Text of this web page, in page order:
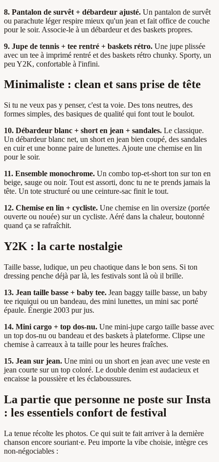
8. Pantalon de survêt + débardeur ajusté. Un pantalon de survêt
ou parachute léger respire mieux qu'un jean et fait office de couche
pour le soir. Associe-le à un débardeur et des baskets propres.
9. Jupe de tennis + tee rentré + baskets rétro. Une jupe plissée
avec un tee à imprimé rentré et des baskets rétro chunky. Sporty, un
peu Y2K, confortable à l'infini.
Minimaliste : clean et sans prise de tête
Si tu ne veux pas y penser, c'est ta voie. Des tons neutres, des
formes simples, des basiques de qualité qui font tout le boulot.
10. Débardeur blanc + short en jean + sandales. Le classique.
Un débardeur blanc net, un short en jean bien coupé, des sandales
en cuir et une bonne paire de lunettes. Ajoute une chemise en lin
pour le soir.
11. Ensemble monochrome. Un combo top-et-short ton sur ton en
beige, sauge ou noir. Tout est assorti, donc tu ne te prends jamais la
tête. Un tote structuré ou une ceinture-sac finit le tout.
12. Chemise en lin + cycliste. Une chemise en lin oversize (portée
ouverte ou nouée) sur un cycliste. Aéré dans la chaleur, boutonné
quand ça se rafraîchit.
Y2K : la carte nostalgie
Taille basse, ludique, un peu chaotique dans le bon sens. Si ton
dressing penche déjà par là, les festivals sont là où il brille.
13. Jean taille basse + baby tee. Jean baggy taille basse, un baby
tee riquiqui ou un bandeau, des mini lunettes, un mini sac porté
épaule. Énergie 2003 pur jus.
14. Mini cargo + top dos-nu. Une mini-jupe cargo taille basse avec
un top dos-nu ou bandeau et des baskets à plateforme. Clipse une
chemise à carreaux à ta taille pour les heures fraîches.
15. Jean sur jean. Une mini ou un short en jean avec une veste en
jean courte sur un top coloré. Le double denim est audacieux et
encaisse la poussière et les éclaboussures.
La partie que personne ne poste sur Insta
: les essentiels confort de festival
La tenue récolte les photos. Ce qui suit te fait arriver à la dernière
chanson encore souriant·e. Peu importe la vibe choisie, intègre ces
non-négociables :